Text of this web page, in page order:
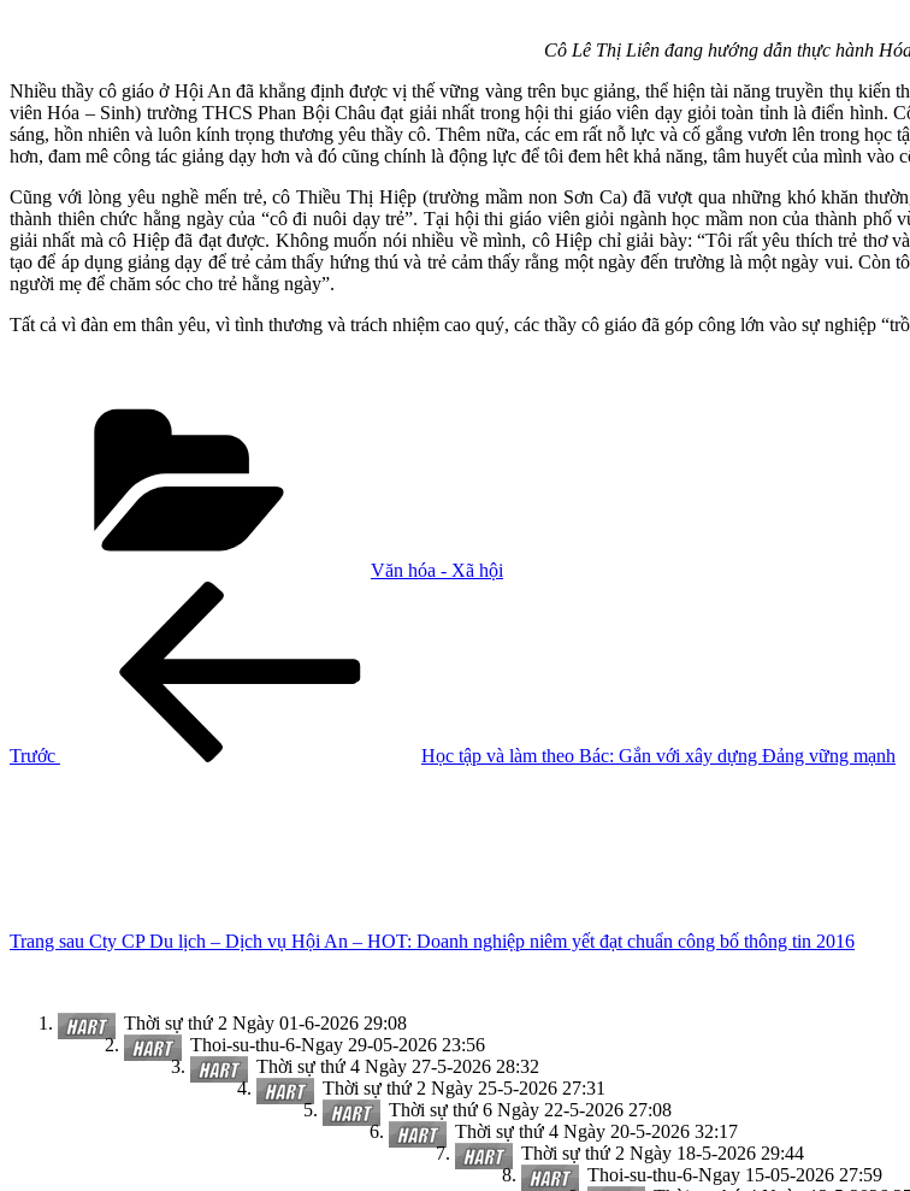
Cô Lê Thị Liên đang hướng dẫn thực hành
Nhiều thầy cô giáo ở Hội An đã khẳng định được vị thế vững vàng trên bục giảng, thể hiện tài năng truyền thụ
viên Hóa – Sinh) trường THCS Phan Bội Châu đạt giải nhất trong hội thi giáo viên dạy giỏi toàn tỉnh là điển hình.
sáng, hồn nhiên và luôn kính trọng thương yêu thầy cô. Thêm nữa, các em rất nỗ lực và cố gắng vươn lên trong
hơn, đam mê công tác giảng dạy hơn và đó cũng chính là động lực để tôi đem hêt khả năng, tâm huyết của mình vào
Cũng với lòng yêu nghề mến trẻ, cô Thiều Thị Hiệp (trường mầm non Sơn Ca) đã vượt qua những khó khăn
thành thiên chức hằng ngày của “cô đi nuôi dạy trẻ”. Tại hội thi giáo viên giỏi ngành học mầm non của thành
giải nhất mà cô Hiệp đã đạt được. Không muốn nói nhiều về mình, cô Hiệp chỉ giải bày: “Tôi rất yêu thích trẻ thơ
tạo để áp dụng giảng dạy để trẻ cảm thấy hứng thú và trẻ cảm thấy rằng một ngày đến trường là một ngày vui.
người mẹ để chăm sóc cho trẻ hằng ngày”.
Tất cả vì đàn em thân yêu, vì tình thương và trách nhiệm cao quý, các thầy cô giáo đã góp công lớn vào sự nghiệp
Văn hóa - Xã hội
Trước
Học tập và làm theo Bác: Gắn với xây dựng Đảng vững mạnh
Trang sau Cty CP Du lịch – Dịch vụ Hội An – HOT: Doanh nghiệp niêm yết đạt chuẩn công bố thông tin 2016
Thời sự thứ 2 Ngày 01-6-2026 29:08
Thoi-su-thu-6-Ngay 29-05-2026 23:56
Thời sự thứ 4 Ngày 27-5-2026 28:32
Thời sự thứ 2 Ngày 25-5-2026 27:31
Thời sự thứ 6 Ngày 22-5-2026 27:08
Thời sự thứ 4 Ngày 20-5-2026 32:17
Thời sự thứ 2 Ngày 18-5-2026 29:44
Thoi-su-thu-6-Ngay 15-05-2026 27:59